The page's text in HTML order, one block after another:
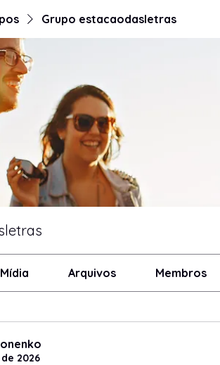
Grupo estacaodasletras
Mídia Arquivos Membros
2026